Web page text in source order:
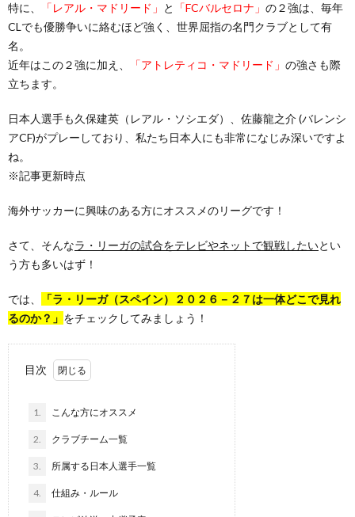
特に、 「レアル・マドリード」 と 「FCバルセロナ」 の２強は、毎年
CLでも優勝争いに絡むほど強く、世界屈指の名門クラブとして有
名。
近年はこの２強に加え、
「アトレティコ・マドリード」 の強さも際
立ちます。
日本人選手も久保建英（レアル・ソシエダ）、佐藤龍之介 (バレンシ
アCF)がプレーしており、私たち日本人にも非常になじみ深いですよ
ね。
※記事更新時点
海外サッカーに興味のある方にオススメのリーグです！
さて、そんなラ・リーガの試合をテレビやネットで観戦したいとい
う方も多いはず！
では、
「ラ・リーガ（スペイン）２０２６－２７は一体どこで見れ
るのか？」 をチェックしてみましょう！
目次
1. こんな方にオススメ
2. クラブチーム一覧
3. 所属する日本人選手一覧
4. 仕組み・ルール